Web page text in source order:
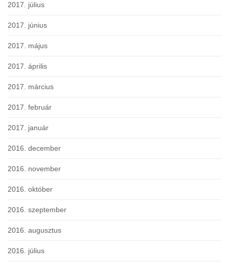
2017. július
2017. június
2017. május
2017. április
2017. március
2017. február
2017. január
2016. december
2016. november
2016. október
2016. szeptember
2016. augusztus
2016. július